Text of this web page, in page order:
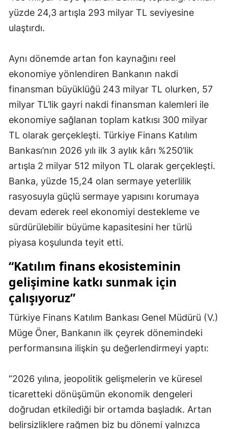
yüzde 24,3 artışla 293 milyar TL seviyesine
ulaştırdı.
Aynı dönemde artan fon kaynağını reel
ekonomiye yönlendiren Bankanın nakdi
finansman büyüklüğü 243 milyar TL olurken, 57
milyar TL’lik gayri nakdi finansman kalemleri ile
ekonomiye sağlanan toplam katkısı 300 milyar
TL olarak gerçekleşti. Türkiye Finans Katılım
Bankası’nın 2026 yılı ilk 3 aylık kârı %250’lik
artışla 2 milyar 512 milyon TL olarak gerçekleşti.
Banka, yüzde 15,24 olan sermaye yeterlilik
rasyosuyla güçlü sermaye yapısını korumaya
devam ederek reel ekonomiyi destekleme ve
sürdürülebilir büyüme kapasitesini her türlü
piyasa koşulunda teyit etti.
“Katılım finans ekosisteminin
gelişimine katkı sunmak için
çalışıyoruz”
Türkiye Finans Katılım Bankası Genel Müdürü (V.)
Müge Öner, Bankanın ilk çeyrek dönemindeki
performansına ilişkin şu değerlendirmeyi yaptı:
“2026 yılına, jeopolitik gelişmelerin ve küresel
ticaretteki dönüşümün ekonomik dengeleri
doğrudan etkilediği bir ortamda başladık. Artan
belirsizliklere rağmen biz bu dönemi yalnızca